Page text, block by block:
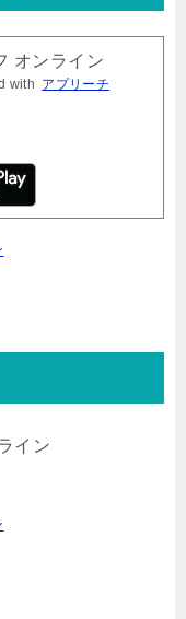
オンライン
with アプリーチ